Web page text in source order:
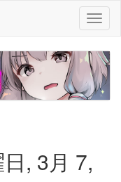
日, 3月 7,